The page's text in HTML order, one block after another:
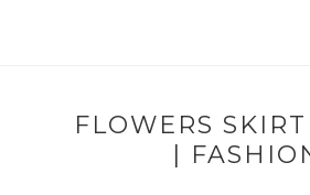
FLOWERS
|